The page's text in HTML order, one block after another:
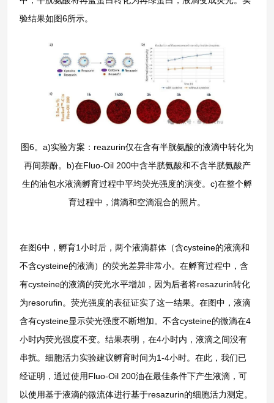
验结果如图6所示。
图6。a)实验方案：reazurin仅在含有半胱氨酸的液滴中转化为
再间萘酚。b)在Fluo-Oil 200中含半胱氨酸和不含半胱氨酸产
生的油包水液滴孵育过程中平均荧光强度的演变。c)在整个孵
育过程中，满滴和空滴混合的照片。
在图6中，孵育1小时后，两个液滴群体（含cysteine的液滴和
不含cysteine的液滴）的荧光差异非常小。在孵育过程中，含
有cysteine的液滴的荧光水平增加，因为后者将resazurin转化
为resorufin。荧光强度的表征证实了这一结果。在图中，液滴
含有cysteine显示荧光强度不断增加。不含cysteine的微滴在4
小时内荧光强度不变。结果表明，在4小时内，液滴之间没有
串扰。细胞活力实验建议孵育时间为1-4小时。在此，我们已
经证明，通过使用Fluo-Oil 200油在最佳条件下产生液滴，可
以使用基于液滴的微流体进行基于resazurin的细胞活力测定。